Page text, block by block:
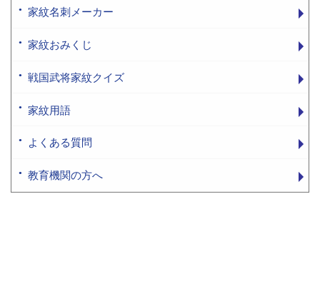
家紋名刺メーカー
家紋おみくじ
戦国武将家紋クイズ
家紋用語
よくある質問
教育機関の方へ